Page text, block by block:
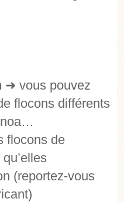
➜ vous pouvez
flocons différents
flocons de
(reportez-vous